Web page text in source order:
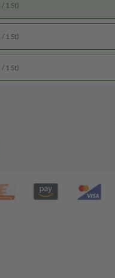
1 St)
1 St)
1 St)